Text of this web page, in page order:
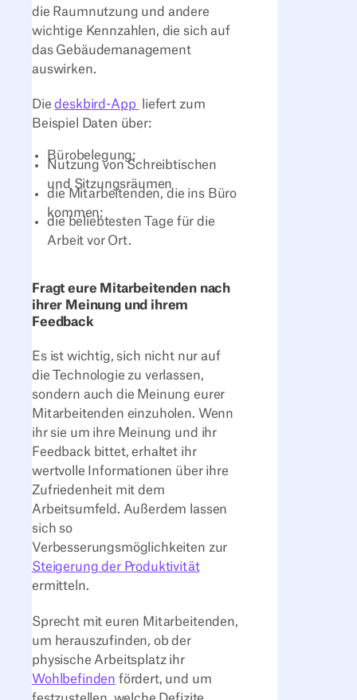
die Raumnutzung und andere
wichtige Kennzahlen, die sich auf
das Gebäudemanagement
auswirken.
Diedeskbird-App
liefert zum
Beispiel Daten über:
Bürobelegung;
Nutzung von Schreibtischen
und Sitzungsräumen
die Mitarbeitenden, die ins Büro
kommen;
die beliebtesten Tage für die
Arbeit vor Ort.
Fragt eure Mitarbeitenden nach
ihrer Meinung und ihrem
Feedback
Es ist wichtig, sich nicht nur auf
die Technologie zu verlassen,
sondern auch die Meinung eurer
Mitarbeitenden einzuholen. Wenn
ihr sie um ihre Meinung und ihr
Feedback bittet, erhaltet ihr
wertvolle Informationen über ihre
Zufriedenheit mit dem
Arbeitsumfeld. Außerdem lassen
sich so
Verbesserungsmöglichkeiten zur
Steigerung der Produktivität
ermitteln.
Sprecht mit euren Mitarbeitenden,
um herauszufinden, ob der
physische Arbeitsplatz ihr
Wohlbefinden fördert, und um